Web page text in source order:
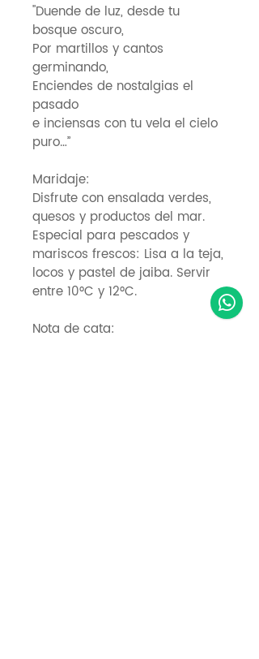
"Duende de luz, desde tu
bosque oscuro,
Por martillos y cantos
germinando,
Enciendes de nostalgias el
pasado
e inciensas con tu vela el cielo
puro…”
Maridaje:
Disfrute con ensalada verdes,
quesos y productos del mar.
Especial para pescados y
mariscos frescos: Lisa a la teja,
locos y pastel de jaiba. Servir
entre 10°C y 12°C.
Nota de cata: